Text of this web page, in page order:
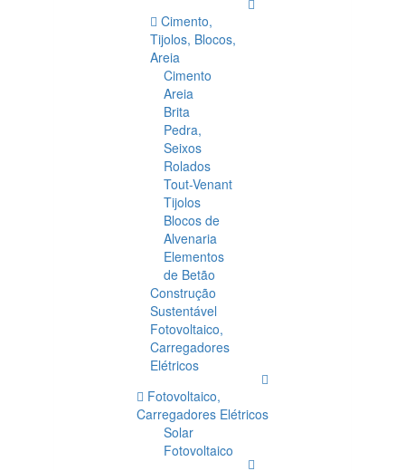
Cimento,
Tijolos, Blocos,
Areia
Cimento
Areia
Brita
Pedra,
Seixos
Rolados
Tout-Venant
Tijolos
Blocos de
Alvenaria
Elementos
de Betão
Construção
Sustentável
Fotovoltaico,
Carregadores
Elétricos
Fotovoltaico,
Carregadores Elétricos
Solar
Fotovoltaico